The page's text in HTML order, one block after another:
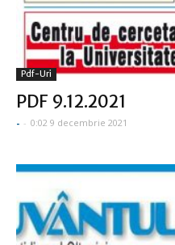
Pdf-Uri
PDF 9.12.2021
- - 0:02 9 decembrie 2021